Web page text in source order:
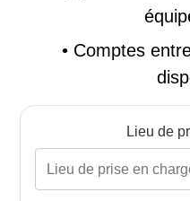
• Comptes
Lieu de